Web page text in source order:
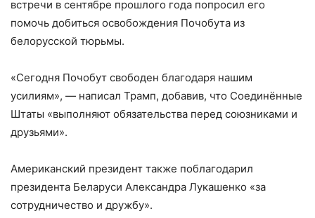
встречи в сентябре прошлого года попросил его
помочь добиться освобождения Почобута из
белорусской тюрьмы.
«Сегодня Почобут свободен благодаря нашим
усилиям», — написал Трамп, добавив, что Соединённые
Штаты «выполняют обязательства перед союзниками и
друзьями».
Американский президент также поблагодарил
президента Беларуси Александра Лукашенко «за
сотрудничество и дружбу».